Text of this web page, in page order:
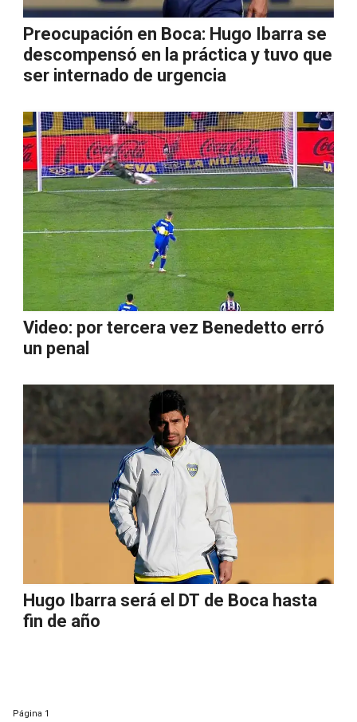
Preocupación en Boca: Hugo Ibarra se
descompensó en la práctica y tuvo que
ser internado de urgencia
Video: por tercera vez Benedetto erró
un penal
Hugo Ibarra será el DT de Boca hasta
fin de año
Página 1